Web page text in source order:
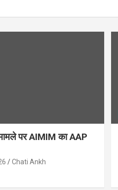
पर AIMIM का AAP
Chati Ankh